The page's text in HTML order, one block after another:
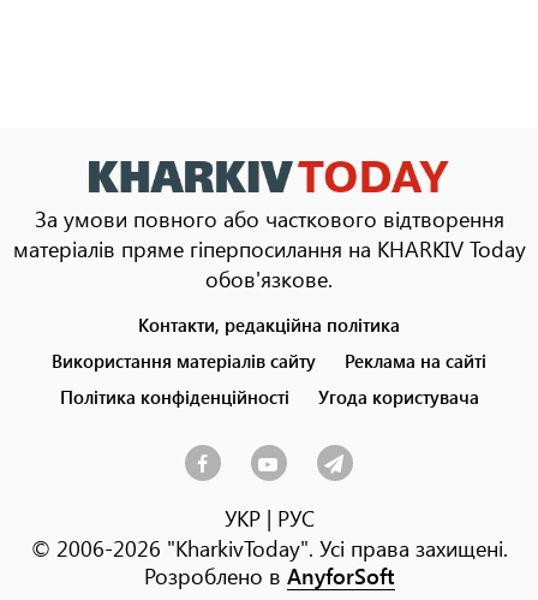
За умови повного або часткового відтворення
матеріалів пряме гіперпосилання на KHARKIV Today
обов'язкове.
menu
Контакти, редакційна політика
Використання матеріалів сайту
Реклама на сайті
Політика конфіденційності
Угода користувача
УКР| РУС
© 2006-2026 "KharkivToday". Усі права захищені.
Розроблено в AnyforSoft